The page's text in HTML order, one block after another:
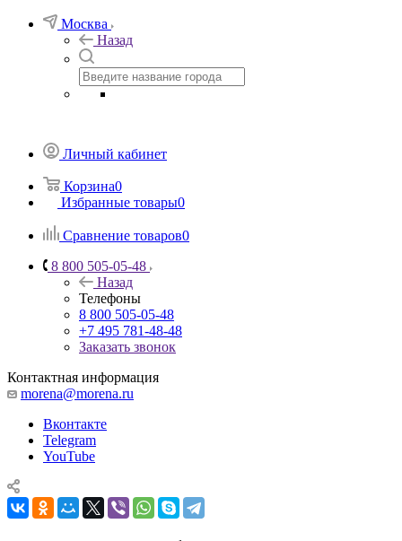
Москва
Назад
Личный кабинет
Корзина0
Избранные товары0
Сравнение товаров0
8 800 505-05-48
Назад
Телефоны
8 800 505-05-48
+7 495 781-48-48
Заказать звонок
Контактная информация
morena@morena.ru
Вконтакте
Telegram
YouTube